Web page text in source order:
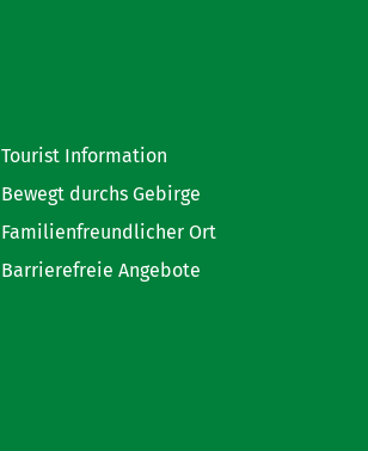
Tourist Information
Bewegt durchs Gebirge
Familienfreundlicher Ort
Barrierefreie Angebote